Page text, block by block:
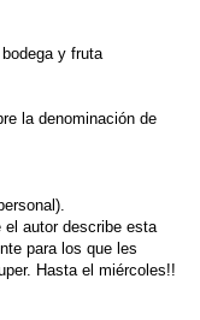
y fruta
la denominación de
el autor describe esta
para los que les
Hasta el miércoles!!